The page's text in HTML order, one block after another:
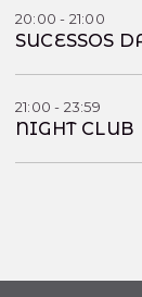
20:00 - 21:00
SUCESSOS
21:00 - 23:59
NIGHT CLUB